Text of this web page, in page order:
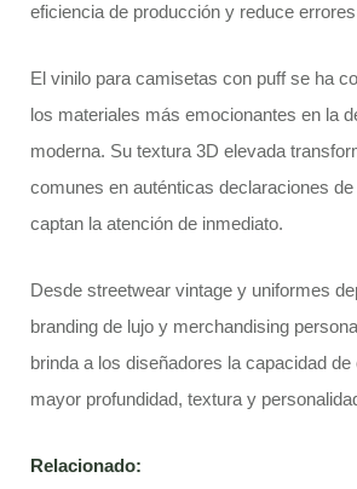
eficiencia de producción y reduce
El vinilo para camisetas con puff se ha
los materiales más emocionantes en la
moderna. Su textura 3D elevada
comunes en auténticas declaraciones
captan la atención de inmediato.
Desde streetwear vintage y uniformes
branding de lujo y merchandising
brinda a los diseñadores la capacidad
mayor profundidad, textura y
Relacionado: